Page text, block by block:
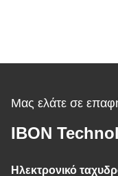
Μας ελάτε σε
IBON
Ηλεκτρονικό